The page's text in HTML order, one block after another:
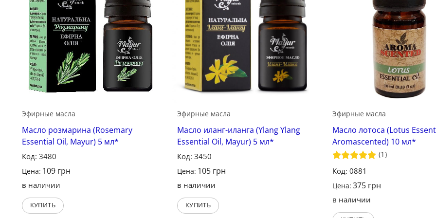
Эфирные масла
Масло розмарина (Rosemary
Essential Oil, Mayur) 5 мл*
Код: 3480
Цена: 109 грн
в наличии
КУПИТЬ
Эфирные масла
Масло иланг-иланга (Ylang Ylang
Essential Oil, Mayur) 5 мл*
Код: 3450
Цена: 105 грн
в наличии
КУПИТЬ
Эфирные масла
Масло лотоса (Lotus
Aromascented) 10 мл*
Оценка5
из 5
(1)
Код: 0881
Цена: 375 грн
в наличии